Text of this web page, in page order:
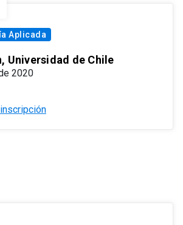
Aplicada
Universidad de Chile
2020